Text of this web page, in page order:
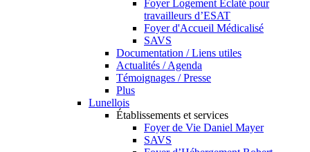
Foyer Logement Éclaté pour
travailleurs d’ESAT
Foyer d'Accueil Médicalisé
SAVS
Documentation / Liens utiles
Actualités / Agenda
Témoignages / Presse
Plus
Lunellois
Établissements et services
Foyer de Vie Daniel Mayer
SAVS